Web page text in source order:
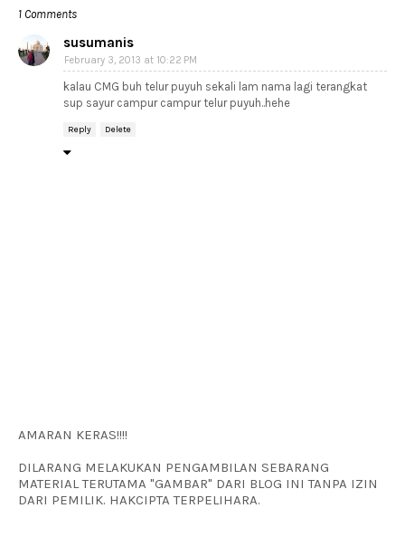
1 Comments
susumanis
February 3, 2013 at 10:22 PM
kalau CMG buh telur puyuh sekali lam nama lagi terangkat
sup sayur campur campur telur puyuh..hehe
Reply Delete
AMARAN KERAS!!!!
DILARANG MELAKUKAN PENGAMBILAN SEBARANG
MATERIAL TERUTAMA "GAMBAR" DARI BLOG INI TANPA IZIN
DARI PEMILIK. HAKCIPTA TERPELIHARA.